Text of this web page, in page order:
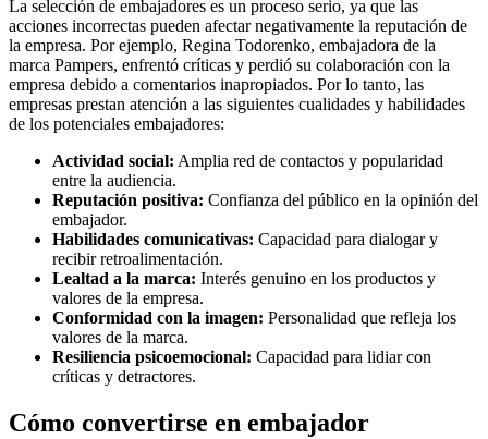
La selección de embajadores es un proceso serio, ya que las
acciones incorrectas pueden afectar negativamente la reputación de
la empresa. Por ejemplo, Regina Todorenko, embajadora de la
marca Pampers, enfrentó críticas y perdió su colaboración con la
empresa debido a comentarios inapropiados. Por lo tanto, las
empresas prestan atención a las siguientes cualidades y habilidades
de los potenciales embajadores:
Actividad social: Amplia red de contactos y popularidad
entre la audiencia.
Reputación positiva: Confianza del público en la opinión del
embajador.
Habilidades comunicativas: Capacidad para dialogar y
recibir retroalimentación.
Lealtad a la marca: Interés genuino en los productos y
valores de la empresa.
Conformidad con la imagen: Personalidad que refleja los
valores de la marca.
Resiliencia psicoemocional: Capacidad para lidiar con
críticas y detractores.
Cómo convertirse en embajador